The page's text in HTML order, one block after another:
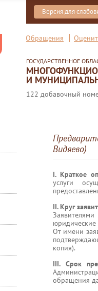
Версия для
Обращения
ГОСУДАРСТВЕННОЕ
И
122 добавочный
Видяево)
I. Краткое
услуги
II. Круг
От имени
копия).
III. Срок
обращения